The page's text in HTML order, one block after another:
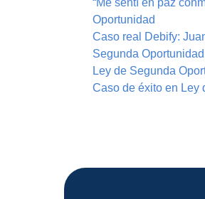
Oportunidad
Caso real Debify:
Segunda
Ley de Segunda
Caso de éxito en Ley